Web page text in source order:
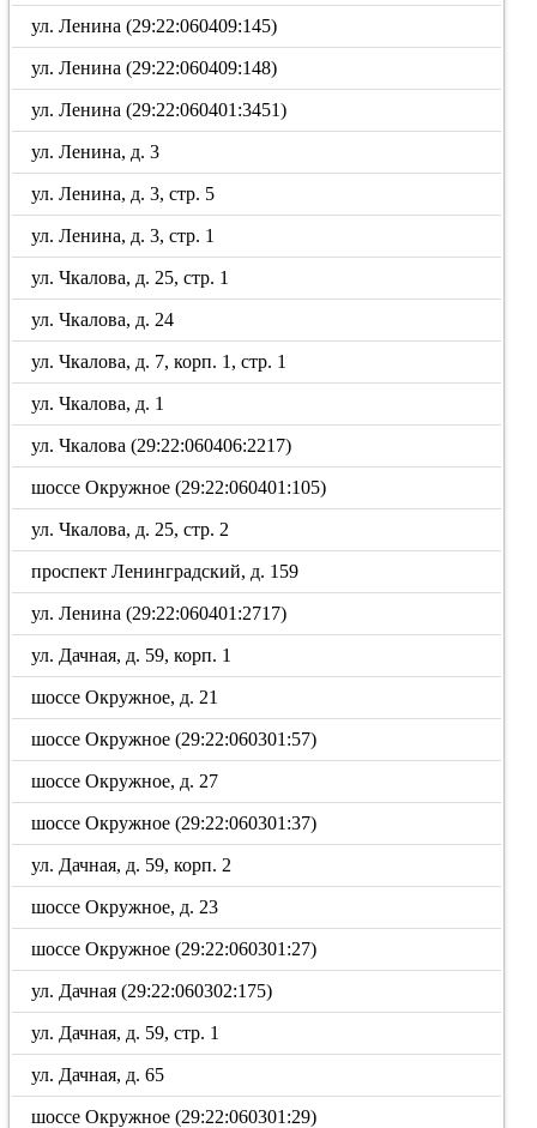
ул. Ленина (29:22:060409:145)
ул. Ленина (29:22:060409:148)
ул. Ленина (29:22:060401:3451)
ул. Ленина, д. 3
ул. Ленина, д. 3, стр. 5
ул. Ленина, д. 3, стр. 1
ул. Чкалова, д. 25, стр. 1
ул. Чкалова, д. 24
ул. Чкалова, д. 7, корп. 1, стр. 1
ул. Чкалова, д. 1
ул. Чкалова (29:22:060406:2217)
шоссе Окружное (29:22:060401:105)
ул. Чкалова, д. 25, стр. 2
проспект Ленинградский, д. 159
ул. Ленина (29:22:060401:2717)
ул. Дачная, д. 59, корп. 1
шоссе Окружное, д. 21
шоссе Окружное (29:22:060301:57)
шоссе Окружное, д. 27
шоссе Окружное (29:22:060301:37)
ул. Дачная, д. 59, корп. 2
шоссе Окружное, д. 23
шоссе Окружное (29:22:060301:27)
ул. Дачная (29:22:060302:175)
ул. Дачная, д. 59, стр. 1
ул. Дачная, д. 65
шоссе Окружное (29:22:060301:29)